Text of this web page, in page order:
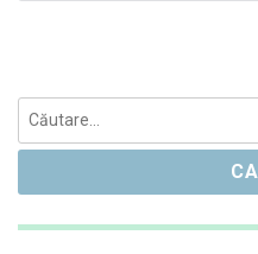
Caută
după: